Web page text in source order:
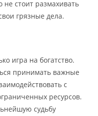
не стоит размахивать
грязные дела.
игра на богатство.
принимать важные
с
ресурсов.
судьбу